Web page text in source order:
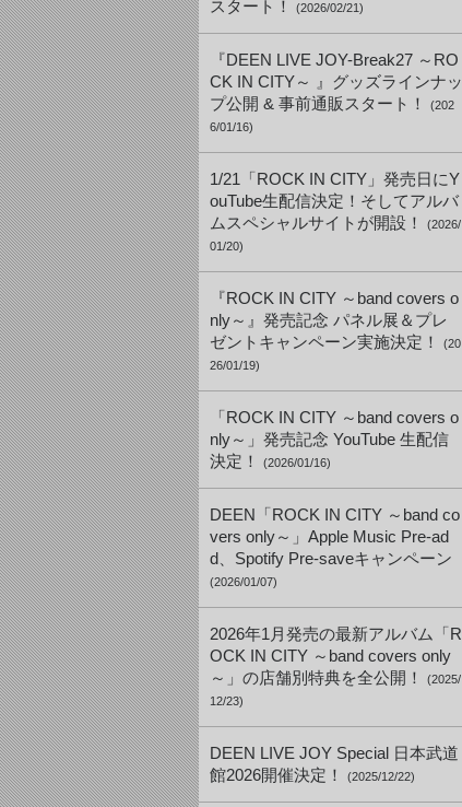
スタート！
(2026/02/21)
『DEEN LIVE JOY-Break27 ～RO
CK IN CITY～ 』グッズラインナッ
プ公開 & 事前通販スタート！
(202
6/01/16)
1/21「ROCK IN CITY」発売日にY
ouTube生配信決定！そしてアルバ
ムスペシャルサイトが開設！
(2026/
01/20)
『ROCK IN CITY ～band covers o
nly～』発売記念 パネル展＆プレ
ゼントキャンペーン実施決定！
(20
26/01/19)
「ROCK IN CITY ～band covers o
nly～」発売記念 YouTube 生配信
決定！
(2026/01/16)
DEEN「ROCK IN CITY ～band co
vers only～」Apple Music Pre-ad
d、Spotify Pre-saveキャンペーン
(2026/01/07)
2026年1月発売の最新アルバム「R
OCK IN CITY ～band covers only
～」の店舗別特典を全公開！
(2025/
12/23)
DEEN LIVE JOY Special 日本武道
館2026開催決定！
(2025/12/22)